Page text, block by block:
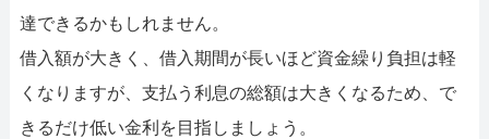
達できるかもしれません。
借入額が大きく、借入期間が長いほど資金繰り負担は軽
くなりますが、支払う利息の総額は大きくなるため、で
きるだけ低い金利を目指しましょう。